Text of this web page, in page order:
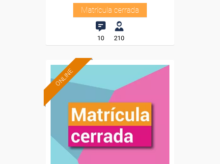
Matrícula cerrada
10 210
ONLINE